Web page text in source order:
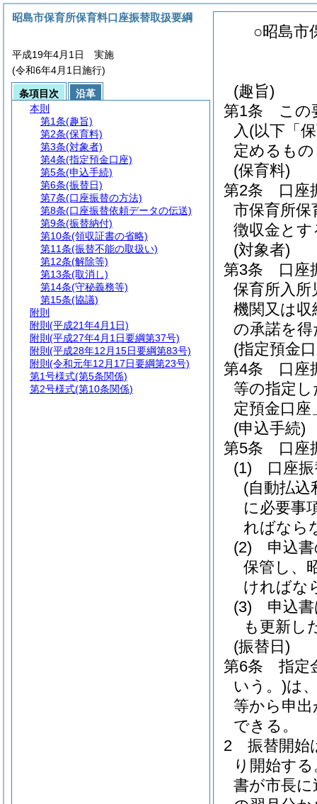
○昭島市
(趣旨)
第1条
この
入(以下「
定めるも
(保育料)
第2条
口座
市保育所保
徴収金とす
(対象者)
第3条
口座
保育所入所
機関又は収
の承諾を
(指定預金
第4条
口座
等の指定し
定預金口
(申込手続)
第5条
口座
(1)
口座
(自動払込
に必要事
ればなら
(2)
申込
保管し、
ければな
(3)
申込
も更新し
(振替日)
第6条
指定
いう。)は
等から申
できる。
2
振替開始
り開始する
書が市長
昭島市保育所保育料口座振替取扱要綱
平成19年4月1日 実施
(令和6年4月1日施行)
条項目次
沿革
本則
第1条(趣旨)
第2条(保育料)
第3条(対象者)
第4条(指定預金口座)
第5条(申込手続)
第6条(振替日)
第7条(口座振替の方法)
第8条(口座振替依頼データの伝送)
第9条(振替納付)
第10条(領収証書の省略)
第11条(振替不能の取扱い)
第12条(解除等)
第13条(取消し)
第14条(守秘義務等)
第15条(協議)
附則
附則 (平成21年4月1日)
附則 (平成27年4月1日要綱第37号)
附則 (平成28年12月15日要綱第83号)
附則 (令和元年12月17日要綱第23号)
第1号様式(第5条関係)
第2号様式(第10条関係)